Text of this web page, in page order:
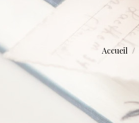
Accueil